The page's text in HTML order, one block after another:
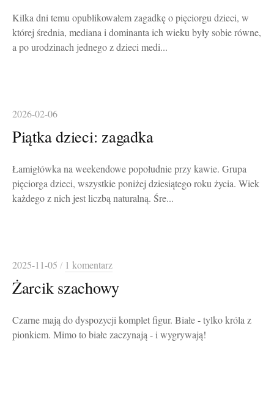
Kilka dni temu opublikowałem zagadkę o pięciorgu dzieci, w
której średnia, mediana i dominanta ich wieku były sobie równe,
a po urodzinach jednego z dzieci medi...
2026-02-06
Piątka dzieci: zagadka
Łamigłówka na weekendowe popołudnie przy kawie. Grupa
pięciorga dzieci, wszystkie poniżej dziesiątego roku życia. Wiek
każdego z nich jest liczbą naturalną. Śre...
2025-11-05 / 1 komentarz
Żarcik szachowy
Czarne mają do dyspozycji komplet figur. Białe - tylko króla z
pionkiem. Mimo to białe zaczynają - i wygrywają!